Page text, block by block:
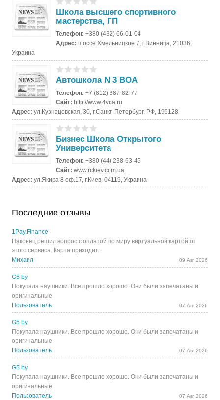
Школа высшего спортивного
мастерства, ГП
Телефон:+380 (432) 66-01-04
Адрес:шоссе Хмельницкое 7, г.Винница, 21036,
Украина
Автошкола N 3 ВОА
Телефон:+7 (812) 387-82-77
Сайт:http://www.4voa.ru
Адрес:ул.Кузнецовская, 30, г.Санкт-Петербург, РФ, 196128
Бизнес Школа Открытого
Университета
Телефон:+380 (44) 238-63-45
Сайт:www.rckiev.com.ua
Адрес:ул.Якира 8 оф.17, г.Киев, 04119, Украина
Последние отзывы
1Pay.Finance
Наконец решил вопрос с оплатой по миру виртуальной картой от
этого сервиса. Карта приходит...
Михаил
09 Авг 2026
G5 by
Покупала наушники. Все прошло хорошо. Они были запечатаны и
оригинальные
Пользователь
07 Авг 2026
G5 by
Покупала наушники. Все прошло хорошо. Они были запечатаны и
оригинальные
Пользователь
07 Авг 2026
G5 by
Покупала наушники. Все прошло хорошо. Они были запечатаны и
оригинальные
Пользователь
07 Авг 2026